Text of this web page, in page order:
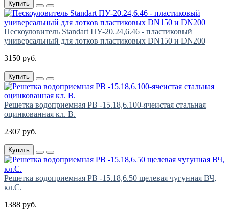
Купить
Пескоуловитель Standart ПУ-20.24,6.46 - пластиковый
универсальный для лотков пластиковых DN150 и DN200
3150 руб.
Купить
Решетка водоприемная РВ -15.18,6.100-ячеистая стальная
оцинкованная кл. В.
2307 руб.
Купить
Решетка водоприемная РВ -15.18,6.50 щелевая чугунная ВЧ,
кл.С.
1388 руб.